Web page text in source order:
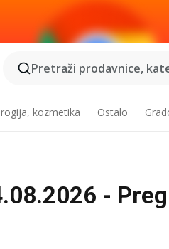
Pretraži prodavnice,
kozmetika Ostalo
-